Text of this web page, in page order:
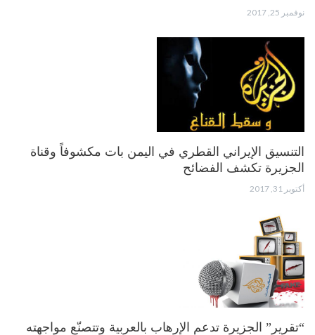
نوفمبر 25, 2017
التنسيق الإيراني القطري في اليمن بات مكشوفاً وقناة
الجزيرة تكشف الفضائح
أكتوبر 31, 2017
“تقرير” الجزيرة تدعم الإرهاب بالعربية وتتصنّع مواجهته